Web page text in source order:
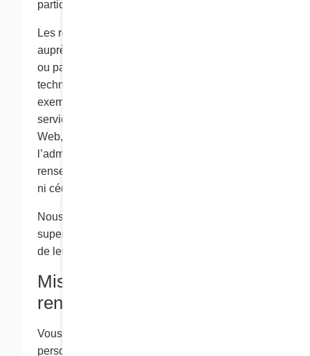
participer à cette activité.
Les renseignements personnels recueillis
auprès des enfants ne sont utilisés que par Cora
ou par d’autres entités qui offrent des services
techniques, d’exécution ou autres à Cora. Par
exemple, de telles entités peuvent offrir des
services comme l’amélioration de nos sites
Web, l’exécution de nos demandes ou
l’administration de concours. Ces
renseignements personnels ne sont pas vendus
ni cédés à des tiers.
Nous exhortons les parents à surveiller et à
superviser régulièrement les activités en ligne
de leurs enfants.
Mise à jour de vos
renseignements
Vous restez maître de tous les renseignements
personnels que vous nous fournissez en ligne.